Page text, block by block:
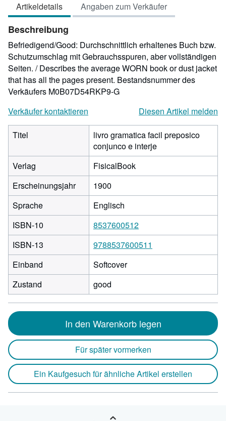
5
Sternen
Artikeldetails Angaben zum Verkäufer
Beschreibung
Befriedigend/Good: Durchschnittlich erhaltenes Buch bzw.
Schutzumschlag mit Gebrauchsspuren, aber vollständigen
Seiten. / Describes the average WORN book or dust jacket
that has all the pages present. Bestandsnummer des
Verkäufers M0B07D54RKP9-G
Verkäufer kontaktieren
Diesen Artikel melden
Titel
livro gramatica facil preposico
conjunco e interje
Verlag
FisicalBook
Erscheinungsjahr
1900
Sprache
Englisch
ISBN-10
8537600512
ISBN-13
9788537600511
Einband
Softcover
Zustand
good
In den Warenkorb legen
Für später vormerken
Ein Kaufgesuch für ähnliche Artikel erstellen